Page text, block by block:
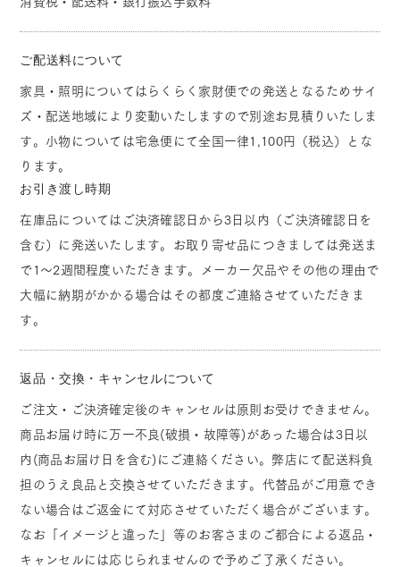
ご配送料について
家具・照明についてはらくらく家財便での発送となるためサイ
ズ・配送地域により変動いたしますので別途お見積りいたしま
す。小物については宅急便にて全国一律1,100円（税込）とな
ります。
お引き渡し時期
在庫品についてはご決済確認日から3日以内（ご決済確認日を
含む）に発送いたします。お取り寄せ品につきましては発送ま
で1～2週間程度いただきます。メーカー欠品やその他の理由で
大幅に納期がかかる場合はその都度ご連絡させていただきま
す。
返品・交換・キャンセルについて
ご注文・ご決済確定後のキャンセルは原則お受けできません。
商品お届け時に万一不良(破損・故障等)があった場合は3日以
内(商品お届け日を含む)にご連絡ください。弊店にて配送料負
担のうえ良品と交換させていただきます。代替品がご用意でき
ない場合はご返金にて対応させていただく場合がございます。
なお「イメージと違った」等のお客さまのご都合による返品・
キャンセルには応じられませんので予めご了承ください。